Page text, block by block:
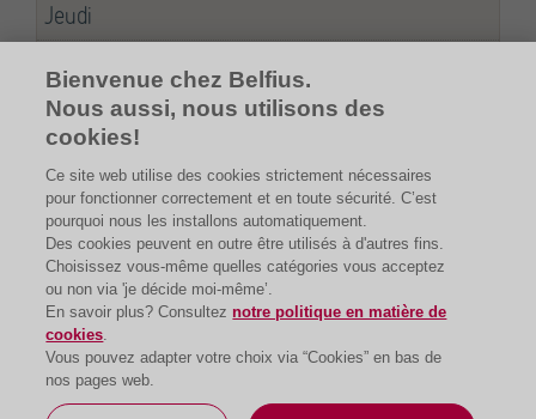
Jeudi
20:00
Bienvenue chez Belfius.
Nous aussi, nous utilisons des
cookies!
Ce site web utilise des cookies strictement nécessaires
pour fonctionner correctement et en toute sécurité. C’est
pourquoi nous les installons automatiquement.
Des cookies peuvent en outre être utilisés à d'autres fins.
Choisissez vous-même quelles catégories vous acceptez
ou non via 'je décide moi-même’.
En savoir plus? Consulteznotre politique en matière de
cookies.
Vous pouvez adapter votre choix via “Cookies” en bas de
nos pages web.